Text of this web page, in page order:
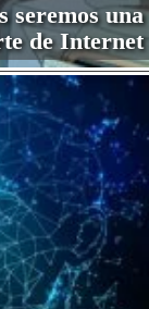
seremos una
de Internet